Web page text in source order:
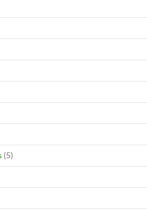
(5)